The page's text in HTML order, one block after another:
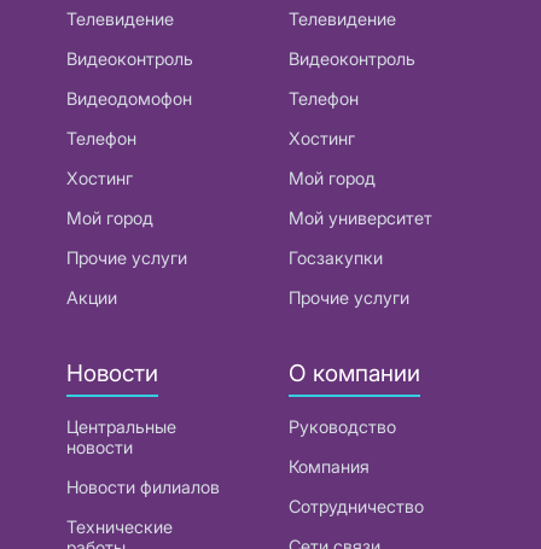
Телевидение
Видеоконтроль
Видеодомофон
Телефон
Хостинг
Мой город
Прочие услуги
Акции
Телевидение
Видеоконтроль
Телефон
Хостинг
Мой город
Мой университет
Госзакупки
Прочие услуги
Новости
Центральные
новости
Новости филиалов
Технические
О компании
Руководство
Компания
Сотрудничество